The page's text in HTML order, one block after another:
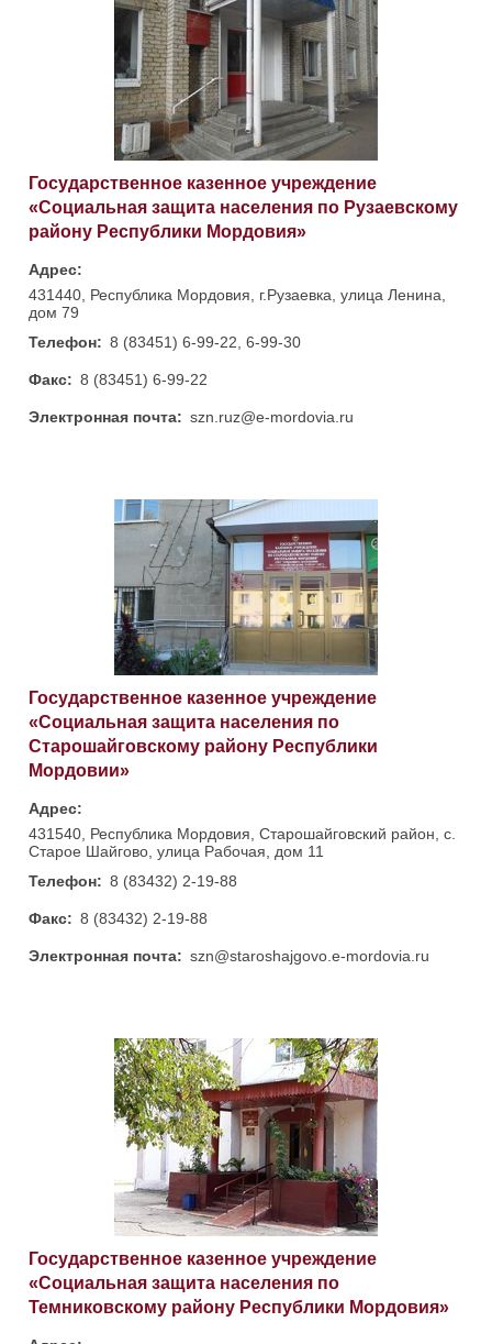
Государственное казенное учреждение
«Социальная защита населения по Рузаевскому
району Республики Мордовия»
Адрес:
431440, Республика Мордовия, г.Рузаевка, улица Ленина,
дом 79
Телефон: 8 (83451) 6-99-22, 6-99-30
Факс: 8 (83451) 6-99-22
Электронная почта: szn.ruz@e-mordovia.ru
Государственное казенное учреждение
«Социальная защита населения по
Старошайговскому району Республики
Мордовии»
Адрес:
431540, Республика Мордовия, Старошайговский район, с.
Старое Шайгово, улица Рабочая, дом 11
Телефон: 8 (83432) 2-19-88
Факс: 8 (83432) 2-19-88
Электронная почта: szn@staroshajgovo.e-mordovia.ru
Государственное казенное учреждение
«Социальная защита населения по
Темниковскому району Республики Мордовия»